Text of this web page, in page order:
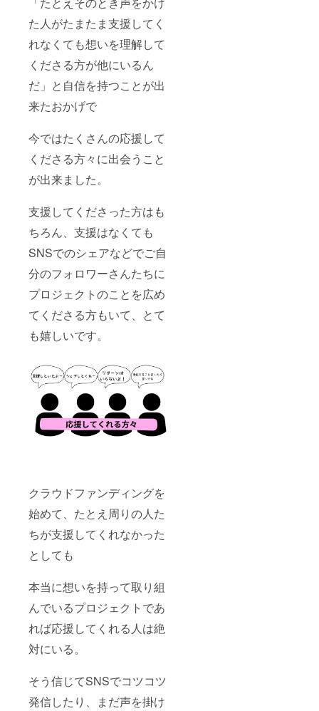
た人がたまたま支援してく
れなくても想いを理解して
くださる方が他にいるん
だ」と自信を持つことが出
来たおかげで
今ではたくさんの応援して
くださる方々に出会うこと
が出来ました。
支援してくださった方はも
ちろん、支援はなくても
SNSでのシェアなどでご自
分のフォロワーさんたちに
プロジェクトのことを広め
てくださる方もいて、とて
も嬉しいです。
クラウドファンディングを
始めて、たとえ周りの人た
ちが支援してくれなかった
としても
本当に想いを持って取り組
んでいるプロジェクトであ
れば応援してくれる人は絶
対にいる。
そう信じてSNSでコツコツ
発信したり、まだ声を掛け